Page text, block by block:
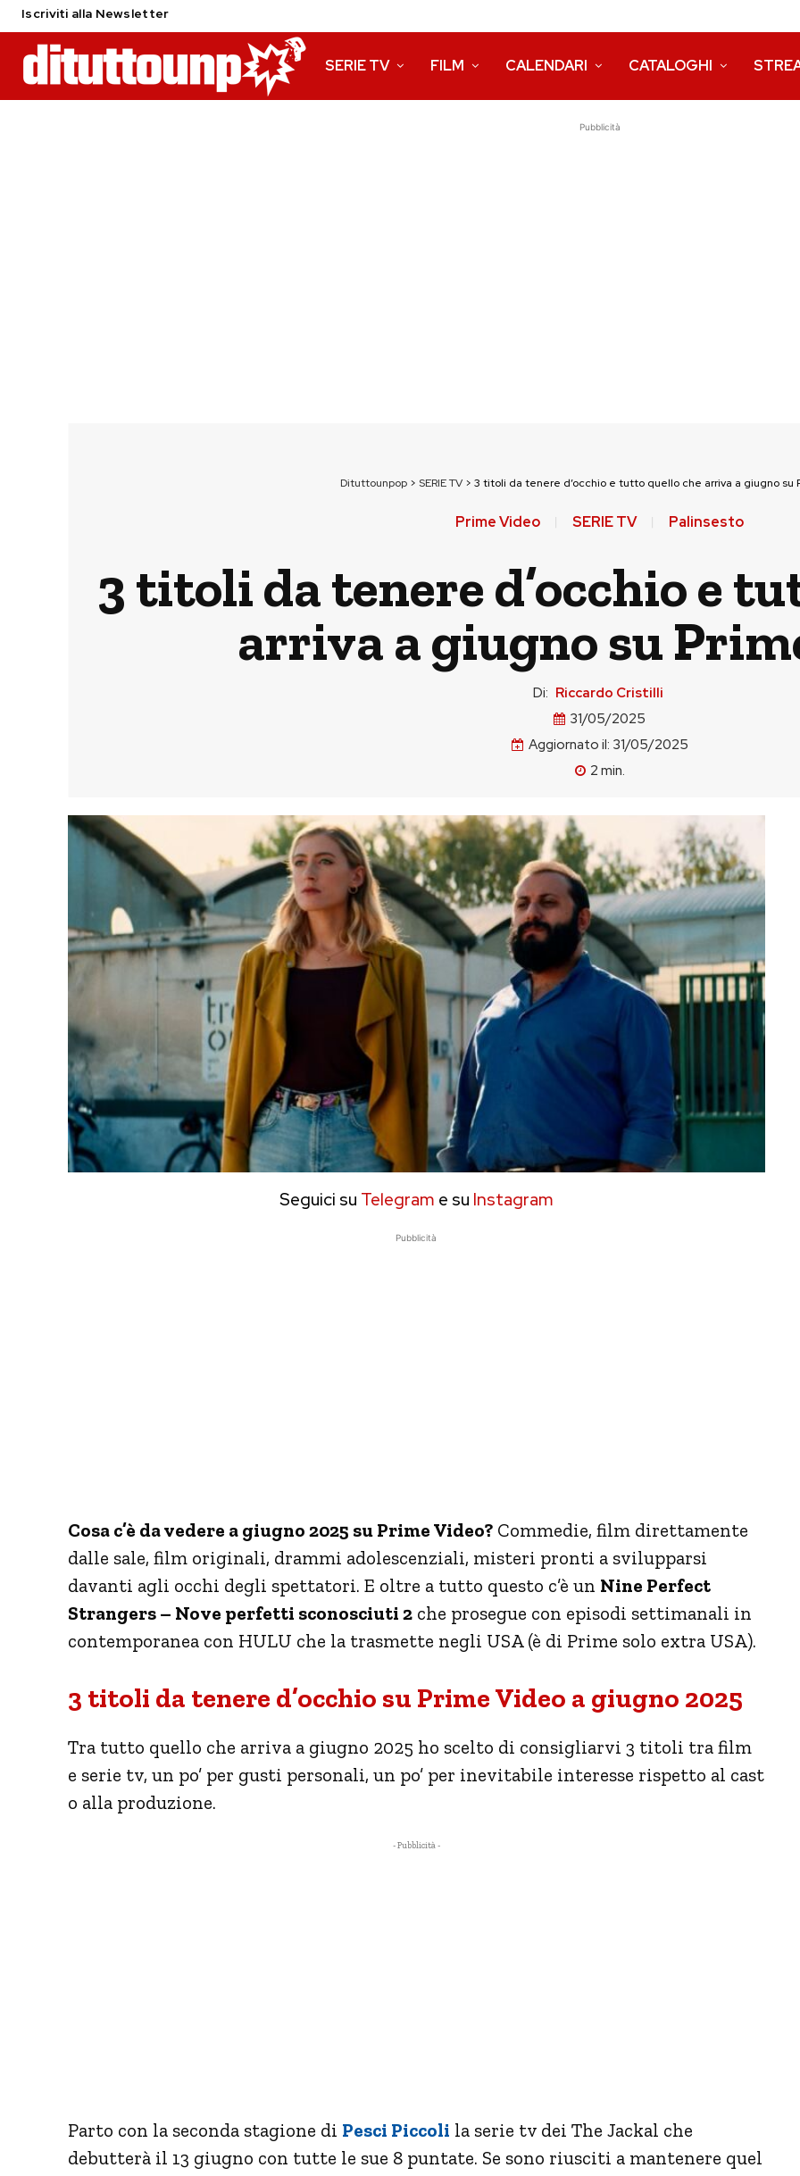
Iscriviti alla Newsletter
SERIE TV FILM CALENDARI CATALOGHI
Pubblicità
Dituttounpop > SERIE TV > 3 titoli da tenere d’occhio e tutto quello che arriva a giugno su
Prime Video SERIE TV Palinsesto
3 titoli da tenere d’occhio e
arriva a giugno su
Di: Riccardo Cristilli
31/05/2025
Aggiornato il: 31/05/2025
2 min.
Seguici su Telegram e su Instagram
Pubblicità
Cosa c’è da vedere a giugno 2025 su Prime Video? Commedie, film direttamente
dalle sale, film originali, drammi adolescenziali, misteri pronti a svilupparsi
davanti agli occhi degli spettatori. E oltre a tutto questo c’è un Nine Perfect
Strangers – Nove perfetti sconosciuti 2 che prosegue con episodi settimanali in
contemporanea con HULU che la trasmette negli USA (è di Prime solo extra USA).
3 titoli da tenere d’occhio su Prime Video a giugno 2025
Tra tutto quello che arriva a giugno 2025 ho scelto di consigliarvi 3 titoli tra film
e serie tv, un po’ per gusti personali, un po’ per inevitabile interesse rispetto al cast
o alla produzione.
- Pubblicità -
Parto con la seconda stagione di Pesci Piccoli la serie tv dei The Jackal che
debutterà il 13 giugno con tutte le sue 8 puntate. Se sono riusciti a mantenere quel